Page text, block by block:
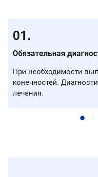
Обязательная
При необходимости
конечностей.
лечения.